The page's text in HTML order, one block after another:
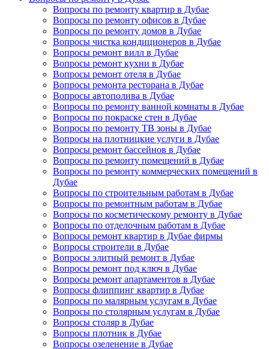
Вопросы по ремонту квартир в Дубае
Вопросы по ремонту офисов в Дубае
Вопросы по ремонту домов в Дубае
Вопросы чистка кондиционеров в Дубае
Вопросы ремонт вилл в Дубае
Вопросы ремонт кухни в Дубае
Вопросы ремонт отеля в Дубае
Вопросы ремонта ресторана в Дубае
Вопросы автополива в Дубае
Вопросы по ремонту ванной комнаты в Дубае
Вопросы по покраске стен в Дубае
Вопросы по ремонту ТВ зоны в Дубае
Вопросы на плотницкие услуги в Дубае
Вопросы ремонт бассейнов в Дубае
Вопросы по ремонту помещений в Дубае
Вопросы по ремонту коммерческих помещений в
Дубае
Вопросы по строительным работам в Дубае
Вопросы по ремонтным работам в Дубае
Вопросы по косметическому ремонту в Дубае
Вопросы по отделочным работам в Дубае
Вопросы ремонт квартир в Дубае фирмы
Вопросы строители в Дубае
Вопросы элитный ремонт в Дубае
Вопросы ремонт под ключ в Дубае
Вопросы ремонт апартаментов в Дубае
Вопросы флиппинг квартир в Дубае
Вопросы по малярным услугам в Дубае
Вопросы по столярным услугам в Дубае
Вопросы столяр в Дубае
Вопросы плотник в Дубае
Вопросы озеленение в Дубае